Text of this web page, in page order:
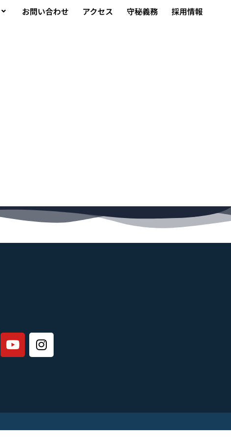
お問い合わせ アクセス 守秘義務
採用情報